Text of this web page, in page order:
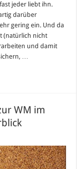
jeder liebt ihn.
darüber
gering ein. Und da
(natürlich nicht
und damit
…
WM im